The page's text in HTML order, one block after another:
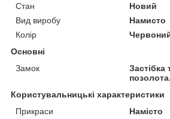
Стан
Новий
Вид виробу
Намисто
Колір
Основні
Замок
Застібка
позолота.
Користувальницькі характеристики
Прикраси
Намісто